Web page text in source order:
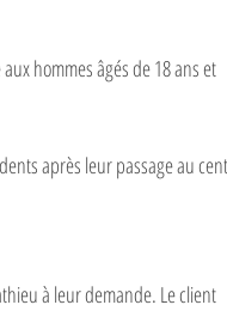
hommes âgés de 18 ans et
après leur passage au
à leur demande. Le client